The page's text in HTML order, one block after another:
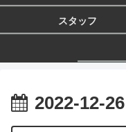
スタッフ
2022-12-26